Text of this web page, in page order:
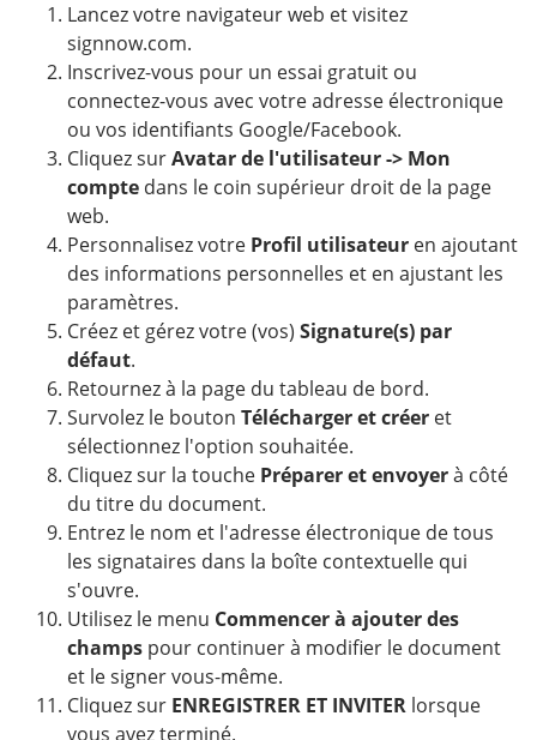
Lancez votre navigateur web et visitez
signnow.com.
Inscrivez-vous pour un essai gratuit ou
connectez-vous avec votre adresse électronique
ou vos identifiants Google/Facebook.
Cliquez surAvatar de l'utilisateur -> Mon
compte dans le coin supérieur droit de la page
web.
Personnalisez votre Profil utilisateur en ajoutant
des informations personnelles et en ajustant les
paramètres.
Créez et gérez votre (vos) Signature(s) par
défaut.
Retournez à la page du tableau de bord.
Survolez le bouton Télécharger et créer et
sélectionnez l'option souhaitée.
Cliquez sur la touche Préparer et envoyerà côté
du titre du document.
Entrez le nom et l'adresse électronique de tous
les signataires dans la boîte contextuelle qui
s'ouvre.
Utilisez le menu Commencer à ajouter des
champs pour continuer à modifier le document
et le signer vous-même.
Cliquez sur ENREGISTRER ET INVITER lorsque
vous avez terminé.